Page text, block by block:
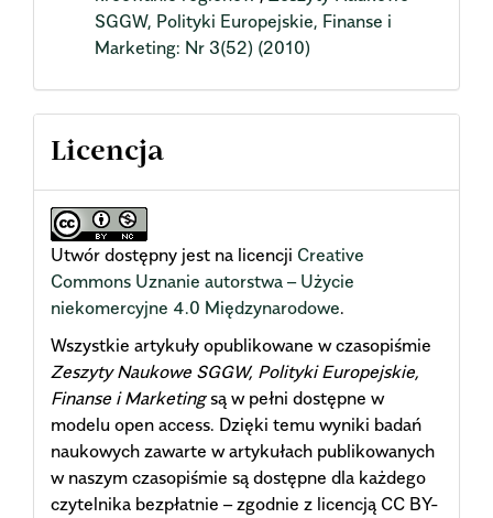
SGGW, Polityki Europejskie, Finanse i
Marketing: Nr 3(52) (2010)
Licencja
Utwór dostępny jest na licencji Creative
Commons Uznanie autorstwa – Użycie
niekomercyjne 4.0 Międzynarodowe.
Wszystkie artykuły opublikowane w czasopiśmie
Zeszyty Naukowe SGGW, Polityki Europejskie,
Finanse i Marketingsą w pełni dostępne w
modelu open access. Dzięki temu wyniki badań
naukowych zawarte w artykułach publikowanych
w naszym czasopiśmie są dostępne dla każdego
czytelnika bezpłatnie – zgodnie z licencją CC BY-